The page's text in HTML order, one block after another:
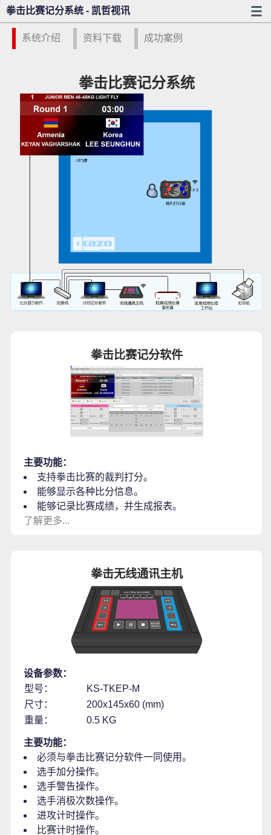
拳击比赛记分系统 - 凯哲视讯
系统介绍 资料下载 成功案例
拳击比赛记分系统
拳击比赛记分软件
主要功能：
支持拳击比赛的裁判打分。
能够显示各种比分信息。
能够记录比赛成绩，并生成报表。
了解更多...
拳击无线通讯主机
设备参数：
型号：
KS-TKEP-M
尺寸：
200x145x60 (mm)
重量：
0.5 KG
主要功能：
必须与拳击比赛记分软件一同使用。
选手加分操作。
选手警告操作。
选手消极次数操作。
进攻计时操作。
比赛计时操作。